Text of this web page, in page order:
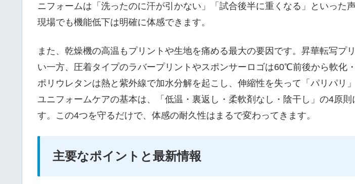
ニフォームは「洗ったのに汗が引かない」「試合後半に重くなる」といった
現場でも機能低下は明確に体感できます。
また、乾燥機の高温もプリントや生地を痛める最大の要因です。昇華転写プ
い一方、圧着タイプのラバープリントやスポンサーロゴは60℃前後から軟化
ポリウレタンは熱と紫外線で加水分解を起こし、伸縮性を失って「パリパリ
ユニフォームケアの基本は、「低温・裏返し・柔軟剤なし・陰干し」の4原
す。この4つを守るだけで、体感の耐久性はまるで変わってきます。
主要なポイントと最新情報